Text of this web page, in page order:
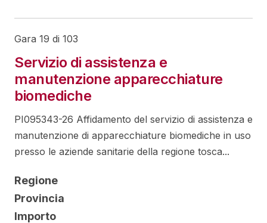
Gara 19 di 103
Servizio di assistenza e
manutenzione apparecchiature
biomediche
PI095343-26 Affidamento del servizio di assistenza e
manutenzione di apparecchiature biomediche in uso
presso le aziende sanitarie della regione tosca...
Regione
Provincia
Importo